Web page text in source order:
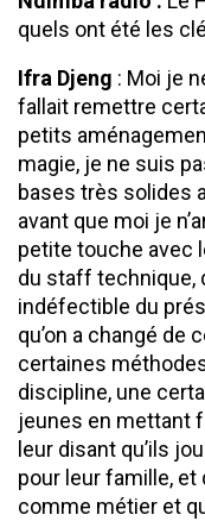
quels ont été les
Ifra Djeng : Moi je
fallait remettre
petits
magie, je ne suis
bases très solides
avant que moi je
petite touche avec
du staff technique,
indéfectible du
qu’on a changé de
certaines
discipline, une
jeunes en mettant
leur disant qu’ils
pour leur famille, et
comme métier et